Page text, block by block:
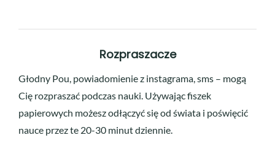
Rozpraszacze
Głodny Pou, powiadomienie z instagrama, sms – mogą
Cię rozpraszać podczas nauki. Używając fiszek
papierowych możesz odłączyć się od świata i poświęcić
nauce przez te 20-30 minut dziennie.